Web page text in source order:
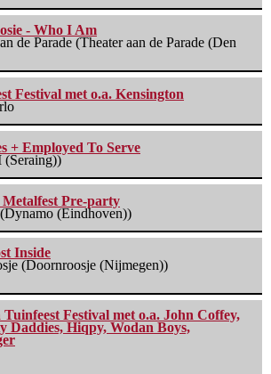
- Who I Am
de Parade (Theater aan de Parade (Den
Festival met o.a. Kensington
+ Employed To Serve
Pre-party
(Eindhoven))
Inside
(Doornroosje (Nijmegen))
Festival met o.a. John Coffey,
Daddies, Hiqpy, Wodan Boys,